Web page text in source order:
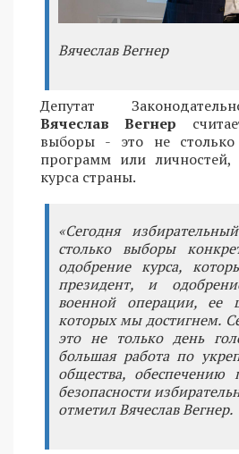
Вячеслав Вегнер
Депутат
Вячеслав Вегнер
выборы - это не
программ или
курса страны.
«Сегодня
столько выборы
одобрение курса,
президент, и
военной операции, ее
которых мы достигнем.
это не только день
большая работа по
общества, обеспечению
безопасности
отметил Вячеслав Вегнер.